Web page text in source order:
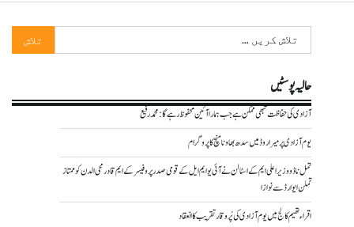
تلاش
کریں
برائے:
حالیہ پوسٹیں
آزادی کی حفاظت تبھی ممکن ہے جب ہمارا آئین محفوظ رہے گا : محمد رفیع
یوم آزادی پر میراروڈ میں سدھ بھاونا منچ کا پروگرام
تمل ناڈو وزیر اعلی ایم کے اسٹالن نے آئی یو ایم ایل کے قومی صدر پروفیسر کے ایم قادرمحی الدن کو ممتاز
تملن ایوارڈ سے نوازا
اقراء تھیم کالج میں یوم آزادی کی پُر وقار تقریب کا انعقاد